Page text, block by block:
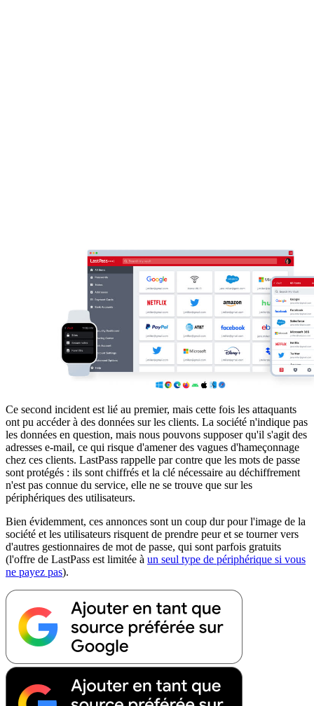
Ce second incident est lié au premier, mais cette fois les attaquants
ont pu accéder à des données sur les clients. La société n'indique pas
les données en question, mais nous pouvons supposer qu'il s'agit des
adresses e-mail, ce qui risque d'amener des vagues d'hameçonnage
chez ces clients. LastPass rappelle par contre que les mots de passe
sont protégés : ils sont chiffrés et la clé nécessaire au déchiffrement
n'est pas connue du service, elle ne se trouve que sur les
périphériques des utilisateurs.
Bien évidemment, ces annonces sont un coup dur pour l'image de la
société et les utilisateurs risquent de prendre peur et se tourner vers
d'autres gestionnaires de mot de passe, qui sont parfois gratuits
(l'offre de LastPass est limitée à un seul type de périphérique si vous
ne payez pas).